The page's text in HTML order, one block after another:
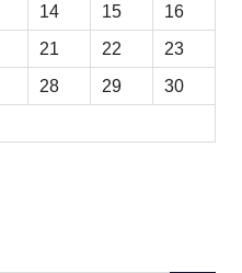
14 15
16
21 22
23
28 29
30